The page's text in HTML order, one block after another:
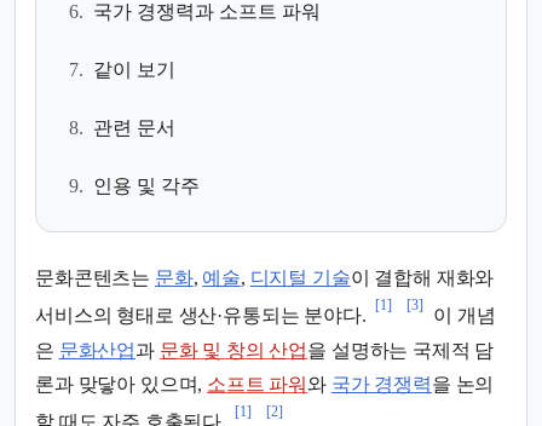
6. 국가 경쟁력과 소프트 파워
7. 같이 보기
8. 관련 문서
9. 인용 및 각주
문화콘텐츠는 문화, 예술, 디지털 기술이 결합해 재화와
서비스의 형태로 생산·유통되는 분야다.
[1] [3]
이 개념
은 문화산업과 문화 및 창의 산업을 설명하는 국제적 담
론과 맞닿아 있으며, 소프트 파워 와 국가 경쟁력을 논의
[1] [2]